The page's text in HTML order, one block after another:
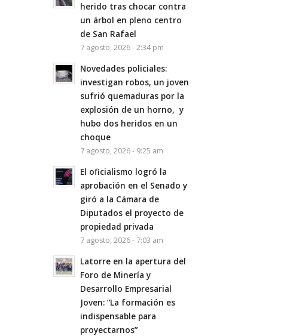
herido tras chocar contra
un árbol en pleno centro
de San Rafael
7 agosto, 2026 - 2:34 pm
Novedades policiales:
investigan robos, un joven
sufrió quemaduras por la
explosión de un horno, y
hubo dos heridos en un
choque
7 agosto, 2026 - 9:25 am
El oficialismo logró la
aprobación en el Senado y
giró a la Cámara de
Diputados el proyecto de
propiedad privada
7 agosto, 2026 - 7:03 am
Latorre en la apertura del
Foro de Minería y
Desarrollo Empresarial
Joven: “La formación es
indispensable para
proyectarnos”